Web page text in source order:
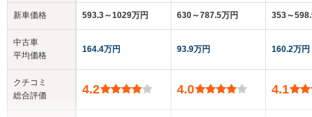
新車価格
中古車
平均価格
クチコミ
総合評価
593.3～1029万円
164.4万円
4.2
630～787.5万円
93.9万円
4.0
353～
160.2万円
4.1